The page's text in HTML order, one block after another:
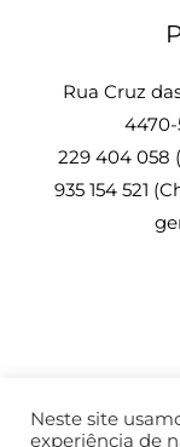
Rua Cruz
4470-
229 404 058
935 154 521
© 2026 Escola
Neste site
experiência de